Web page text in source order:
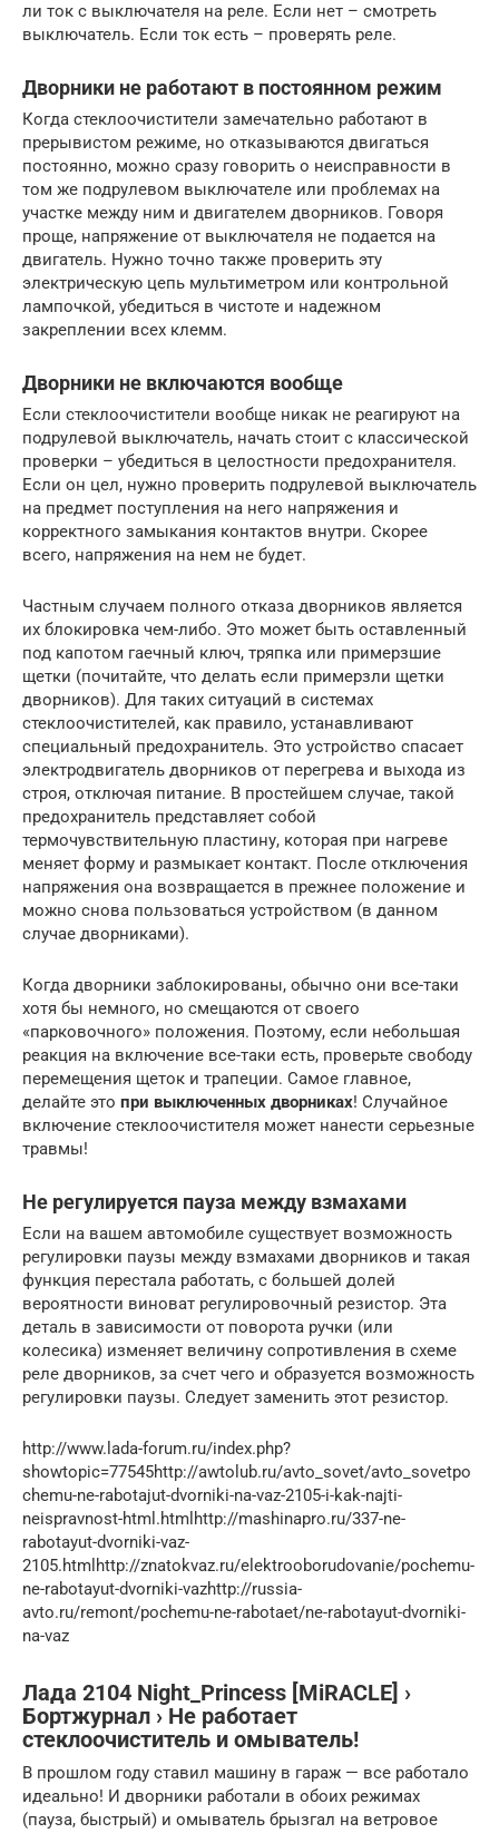
ли ток с выключателя на реле. Если нет – смотреть
выключатель. Если ток есть – проверять реле.
Дворники не работают в постоянном режим
Когда стеклоочистители замечательно работают в
прерывистом режиме, но отказываются двигаться
постоянно, можно сразу говорить о неисправности в
том же подрулевом выключателе или проблемах на
участке между ним и двигателем дворников. Говоря
проще, напряжение от выключателя не подается на
двигатель. Нужно точно также проверить эту
электрическую цепь мультиметром или контрольной
лампочкой, убедиться в чистоте и надежном
закреплении всех клемм.
Дворники не включаются вообще
Если стеклоочистители вообще никак не реагируют на
подрулевой выключатель, начать стоит с классической
проверки – убедиться в целостности предохранителя.
Если он цел, нужно проверить подрулевой выключатель
на предмет поступления на него напряжения и
корректного замыкания контактов внутри. Скорее
всего, напряжения на нем не будет.
Частным случаем полного отказа дворников является
их блокировка чем-либо. Это может быть оставленный
под капотом гаечный ключ, тряпка или примерзшие
щетки (почитайте, что делать если примерзли щетки
дворников). Для таких ситуаций в системах
стеклоочистителей, как правило, устанавливают
специальный предохранитель. Это устройство спасает
электродвигатель дворников от перегрева и выхода из
строя, отключая питание. В простейшем случае, такой
предохранитель представляет собой
термочувствительную пластину, которая при нагреве
меняет форму и размыкает контакт. После отключения
напряжения она возвращается в прежнее положение и
можно снова пользоваться устройством (в данном
случае дворниками).
Когда дворники заблокированы, обычно они все-таки
хотя бы немного, но смещаются от своего
«парковочного» положения. Поэтому, если небольшая
реакция на включение все-таки есть, проверьте свободу
перемещения щеток и трапеции. Самое главное,
делайте это при выключенных дворниках! Случайное
включение стеклоочистителя может нанести серьезные
травмы!
Не регулируется пауза между взмахами
Если на вашем автомобиле существует возможность
регулировки паузы между взмахами дворников и такая
функция перестала работать, с большей долей
вероятности виноват регулировочный резистор. Эта
деталь в зависимости от поворота ручки (или
колесика) изменяет величину сопротивления в схеме
реле дворников, за счет чего и образуется возможность
регулировки паузы. Следует заменить этот резистор.
http://www.lada-forum.ru/index.php?
showtopic=77545http://awtolub.ru/avto_sovet/avto_sovetpo
chemu-ne-rabotajut-dvorniki-na-vaz-2105-i-kak-najti-
neispravnost-html.htmlhttp://mashinapro.ru/337-ne-
rabotayut-dvorniki-vaz-
2105.htmlhttp://znatokvaz.ru/elektrooborudovanie/pochemu-
ne-rabotayut-dvorniki-vazhttp://russia-
avto.ru/remont/pochemu-ne-rabotaet/ne-rabotayut-dvorniki-
na-vaz
Лада 2104 Night_Princess [MiRACLE] ›
Бортжурнал › Не работает
стеклоочиститель и омыватель!
В прошлом году ставил машину в гараж — все работало
идеально! И дворники работали в обоих режимах
(пауза, быстрый) и омыватель брызгал на ветровое